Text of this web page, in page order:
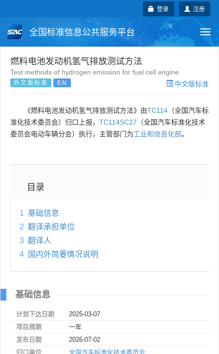
注册
登录
全国标准信息公共服务平台
国家标准 行业标准
团体标准 国际标准
国外标准 技术委员会
燃料电池发动机氢气排放测试方法
Test methods of hydrogen emission for fuel cell engine
外文版标准 EN 中文版标准
《燃料电池发动机氢气排放测试方法》由TC114 （全国汽车标
准化技术委员会）归口上报， TC114SC27 （全国汽车标准化技术
委员会电动车辆分会）执行，主管部门为工业和信息化部。
目录
1 基础信息
2 翻译承担单位
3 翻译人
4
国内外简要情况说明
基础信息
计划下达日期
2025-03-07
项目周期
一年
发布日期
2026-07-02
归口单位
全国汽车标准化技术委员会